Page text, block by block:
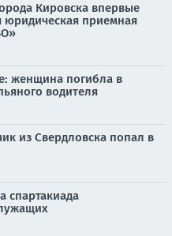
Кировска впервые
приемная
женщина погибла в
водителя
из Свердловска попал в
спартакиада